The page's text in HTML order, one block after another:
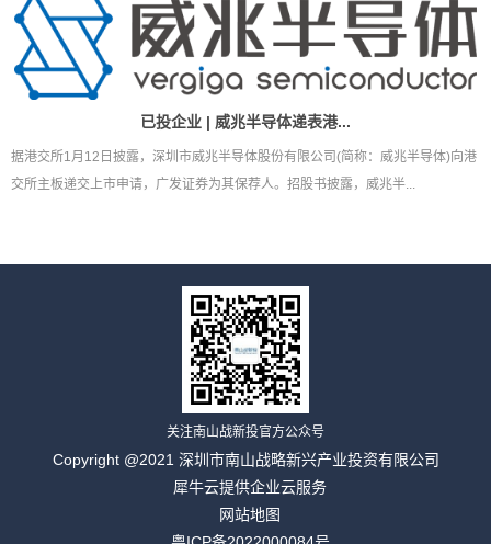
已投企业 | 威兆半导体递表港...
据港交所1月12日披露，深圳市威兆半导体股份有限公司(简称：威兆半导体)向港
交所主板递交上市申请，广发证券为其保荐人。招股书披露，威兆半...
关注南山战新投官方公众号
Copyright @2021 深圳市南山战略新兴产业投资有限公司
犀牛云提供企业云服务
网站地图